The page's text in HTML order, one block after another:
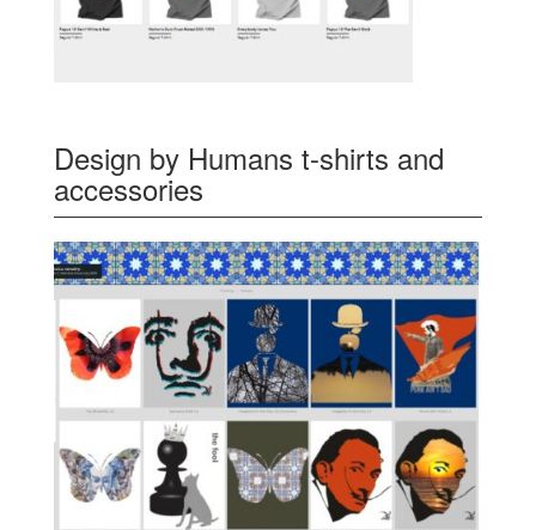
Design by Humans t-shirts and
accessories